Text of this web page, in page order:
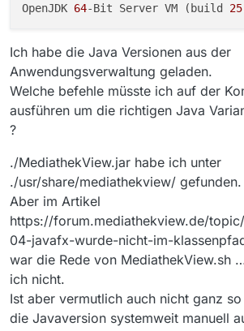
OpenJDK 64-Bit Server VM (build
Ich habe die Java Versionen aus der
Anwendungsverwaltung geladen.
Welche befehle müsste ich auf der
ausführen um die richtigen Java
?
./MediathekView.jar habe ich unter
./usr/share/mediathekview/
Aber im Artikel
https://forum.mediathekview.de/
04-javafx-wurde-nicht-im-
war die Rede von MediathekView.sh
ich nicht.
Ist aber vermutlich auch nicht ganz
die Javaversion systemweit manuell